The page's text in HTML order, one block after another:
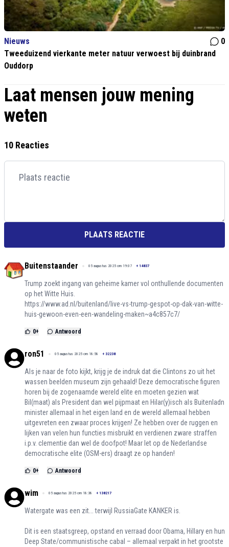
Nieuws
0
Tweeduizend vierkante meter natuur verwoest bij duinbrand
Ouddorp
Laat mensen jouw mening
weten
10 Reacties
PLAATS REACTIE
Buitenstaander 05 augustus 2025 om 19:07 + 14837
Trump zoekt ingang van geheime kamer vol onthullende documenten
op het Witte Huis.
https://www.ad.nl/buitenland/live-vs-trump-gespot-op-dak-van-witte-
huis-gewoon-even-een-wandeling-maken~a4c857c7/
0+ Antwoord
ron51 05 augustus 2025 om 18:58 + 32238
Als je naar de foto kijkt, krijg je de indruk dat die Clintons zo uit het
wassen beelden museum zijn gehaald! Deze democratische figuren
horen bij de zogenaamde wereld elite en moeten gezien wat
Bil(maat) als President dan wel pijpmaat en Hilar(y)isch als Buitenladn
minister allemaal in het eigen land en de wereld allemaal hebben
uitgevreten een zwaar proces krijgen! Ze hebben over de ruggen en
lijken van velen hun functies misbruikt en verdienen zware straffen
i.p.v. clementie dan wel de doofpot! Maar let op de Nederlandse
democratische elite (OSM-ers) draagt ze op handen!
0+ Antwoord
wim 05 augustus 2025 om 18:38 + 138217
Watergate was een zit... terwijl RussiaGate KANKER is.
Dit is een staatsgreep, opstand en verraad door Obama, Hillary en hun
Deep State/communistische cabal – allemaal verpakt in het grootste